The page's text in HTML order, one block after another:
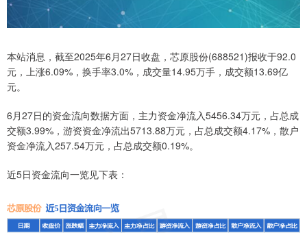
本站消息，截至2025年6月27日收盘，芯原股份(688521)报收于92.0
元，上涨6.09%，换手率3.0%，成交量14.95万手，成交额13.69亿
元。
6月27日的资金流向数据方面，主力资金净流入5456.34万元，占总成
交额3.99%，游资资金净流出5713.88万元，占总成交额4.17%，散户
资金净流入257.54万元，占总成交额0.19%。
近5日资金流向一览见下表：